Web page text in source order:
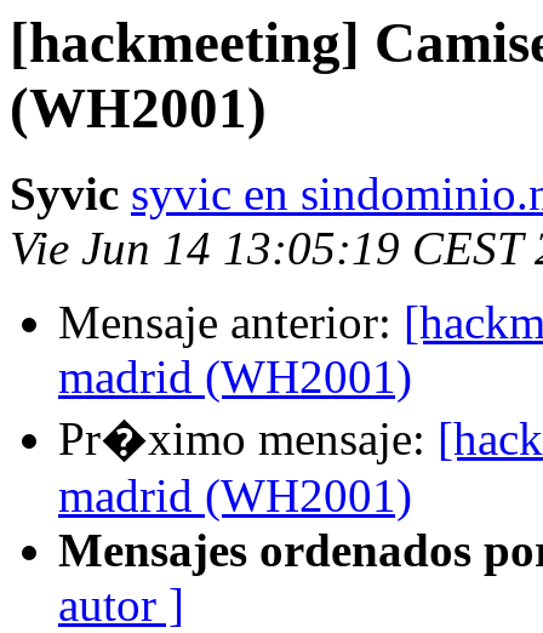
[hackmeeting]
(WH2001)
Syvic syvic en
Vie Jun 14 13:05:19 CEST
Mensaje anterior:
madrid (WH2001)
Pr�ximo mensaje:
madrid (WH2001)
Mensajes ordenados
autor ]